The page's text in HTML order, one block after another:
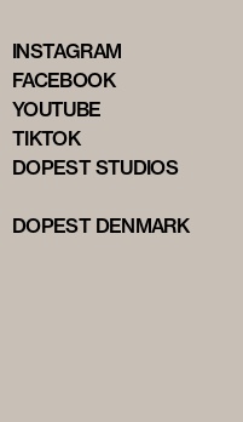
INSTAGRAM
FACEBOOK
YOUTUBE
TIKTOK
DOPEST STUDIOS
DOPEST DENMARK